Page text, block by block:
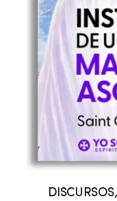
DISCURSOS,